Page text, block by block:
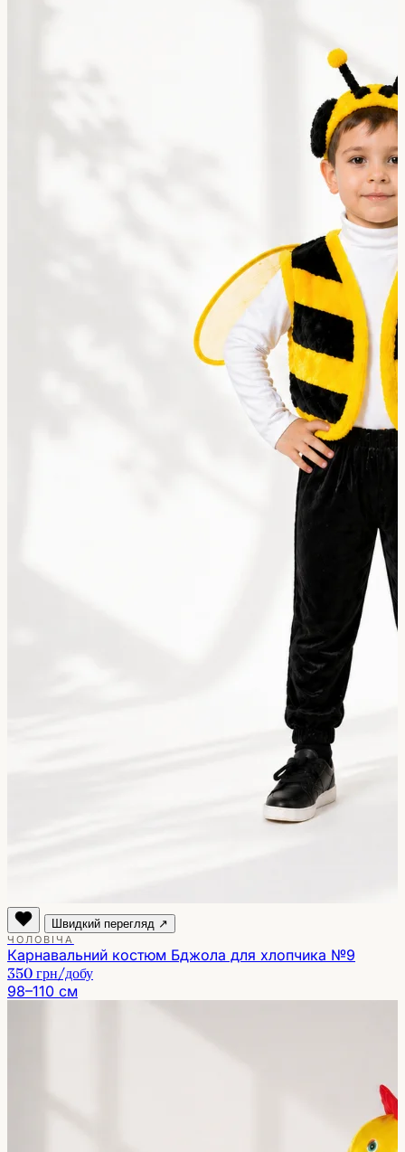
Швидкий перегляд ↗
ЧОЛОВІЧА
Карнавальний костюм Бджола для хлопчика №9
350 грн/добу
98–110 см